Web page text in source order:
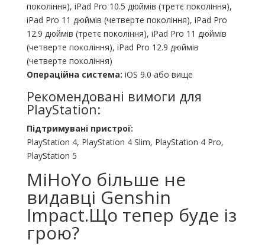
покоління), iPad Pro 10.5 дюймів (третє покоління),
iPad Pro 11 дюймів (четверте покоління), iPad Pro
12.9 дюймів (третє покоління), iPad Pro 11 дюймів
(четверте покоління), iPad Pro 12.9 дюймів
(четверте покоління)
Операційна система: iOS 9.0 або вище
Рекомендовані вимоги для
PlayStation:
Підтримувані пристрої:
PlayStation 4, PlayStation 4 Slim, PlayStation 4 Pro,
PlayStation 5
MiHoYo більше не
видавці Genshin
Impact.Що тепер буде із
грою?